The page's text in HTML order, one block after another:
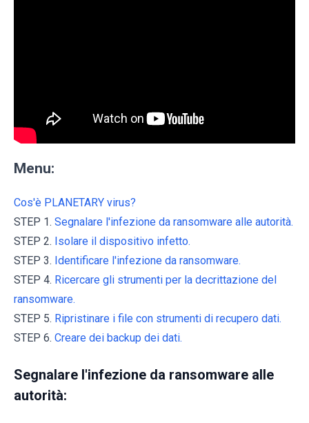
Menu:
Cos'è PLANETARY virus?
STEP 1. Segnalare l'infezione da ransomware alle autorità.
STEP 2. Isolare il dispositivo infetto.
STEP 3. Identificare l'infezione da ransomware.
STEP 4. Ricercare gli strumenti per la decrittazione del
ransomware.
STEP 5. Ripristinare i file con strumenti di recupero dati.
STEP 6. Creare dei backup dei dati.
Segnalare l'infezione da ransomware alle
autorità: